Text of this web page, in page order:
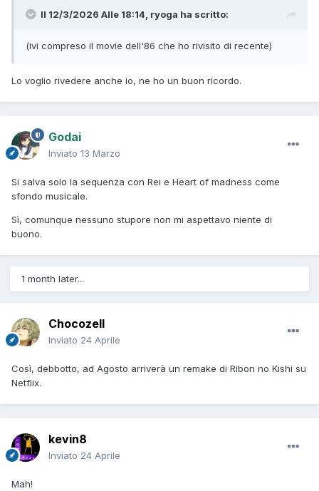
Il 12/3/2026 Alle 18:14, ryoga ha scritto:
(ivi compreso il movie dell'86 che ho rivisito di recente)
Lo voglio rivedere anche io, ne ho un buon ricordo.
Godai
Inviato 13 Marzo
Si salva solo la sequenza con Rei e Heart of madness come
sfondo musicale.
Sì, comunque nessuno stupore non mi aspettavo niente di
buono.
1 month later...
Chocozell
Inviato 24 Aprile
Così, debbotto, ad Agosto arriverà un remake di Ribon no Kishi su
Netflix.
kevin8
Inviato 24 Aprile
Mah!